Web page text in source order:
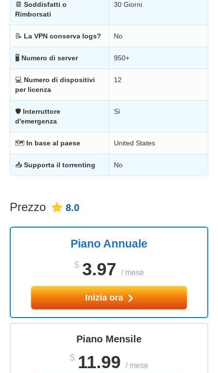
📆 Soddisfatti o
Rimborsati
30 Giorni
📝 La VPN conserva logs? No
🖥 Numero di server 950+
💻 Numero di dispositivi
per licenza
12
🛡 Interruttore
d'emergenza
Sì
🗺 In base al paese United States
📥 Supporta il torrenting No
Prezzo 8.0
Piano Annuale
$ 3.97 / mese
Inizia ora
Piano Mensile
$ 11.99 / mese